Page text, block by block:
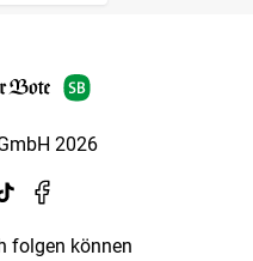
2026
folgen können